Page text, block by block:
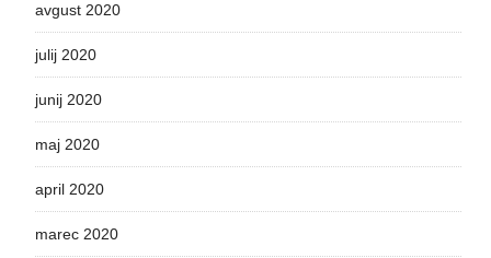
avgust 2020
julij 2020
junij 2020
maj 2020
april 2020
marec 2020